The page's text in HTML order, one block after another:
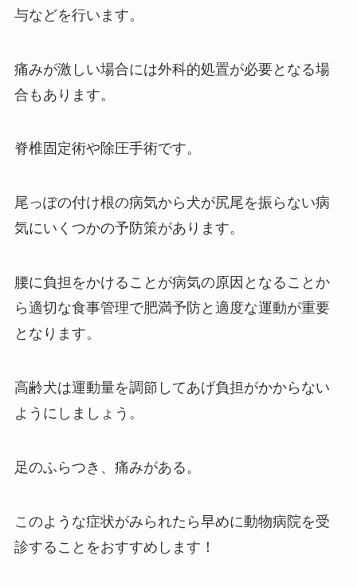
与などを行います。
痛みが激しい場合には外科的処置が必要となる場
合もあります。
脊椎固定術や除圧手術です。
尾っぽの付け根の病気から犬が尻尾を振らない病
気にいくつかの予防策があります。
腰に負担をかけることが病気の原因となることか
ら適切な食事管理で肥満予防と適度な運動が重要
となります。
高齢犬は運動量を調節してあげ負担がかからない
ようにしましょう。
足のふらつき、痛みがある。
このような症状がみられたら早めに動物病院を受
診することをおすすめします！